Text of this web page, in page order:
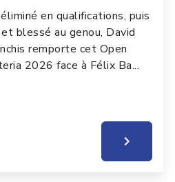
éliminé en qualifications, puis
blessé au genou, David
remporte cet Open
2026 face à Félix Ba...